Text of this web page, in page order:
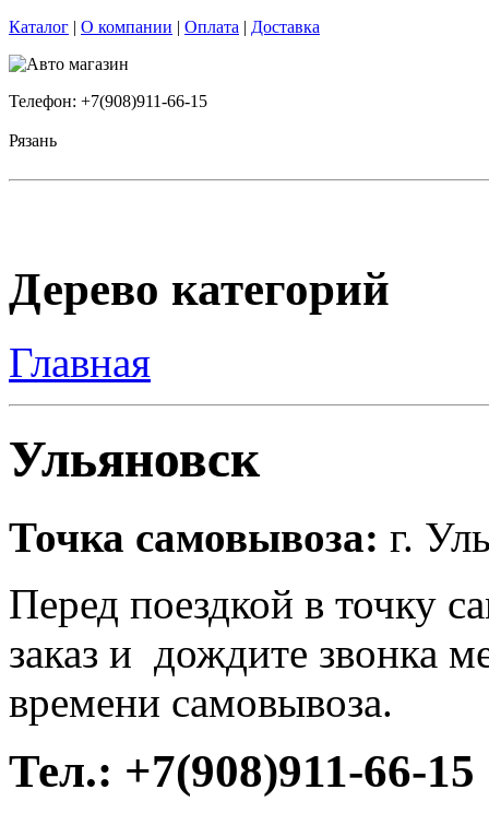
Каталог | О компании | Оплата | Доставка
Телефон: +7(908)911-66-15
Рязань
Дерево категорий
Главная
Ульяновск
Точка самовывоза: г.
Перед поездкой в точку
заказ и дождите звонка
времени самовывоза.
Тел.: +7(908)911-66-15